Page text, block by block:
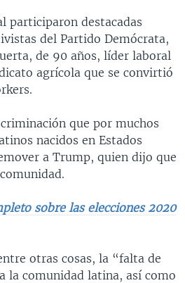
participaron destacadas
del Partido Demócrata,
de 90 años, líder laboral
agrícola que se convirtió
que por muchos
nacidos en Estados
a Trump, quien dijo que
sobre las elecciones 2020
otras cosas, la “falta de
la comunidad latina, así como